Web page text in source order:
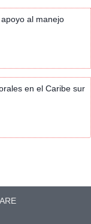
al manejo
en el Caribe sur